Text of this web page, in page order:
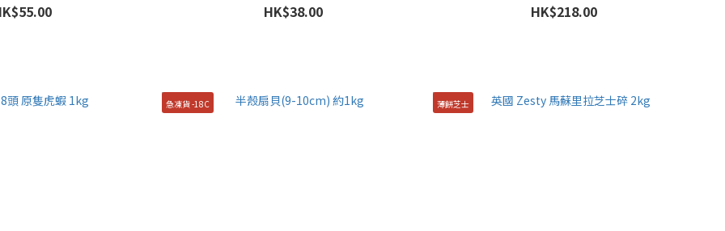
HK$38.00 HK$218.00
急凍貨 -18C 薄餅芝士